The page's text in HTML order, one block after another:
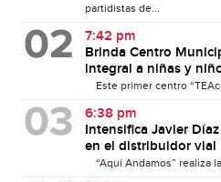
partidistas de...
7:42 pm
Brinda Centro
integral a niñas y
Este primer centro
6:38 pm
Intensifica Javier
en el distribuidor vial
“Aquí Andamos” realiza